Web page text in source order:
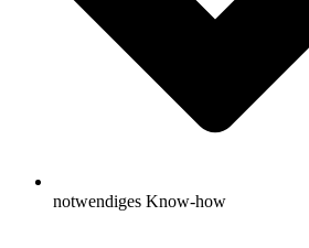
notwendiges Know-how